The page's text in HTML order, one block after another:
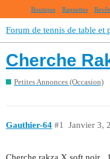
Boutique Raquettes
Forum de tennis de table et
Cherche
Petites Annonces (Occasion)
Gauthier-64 Janvier 3,
#1